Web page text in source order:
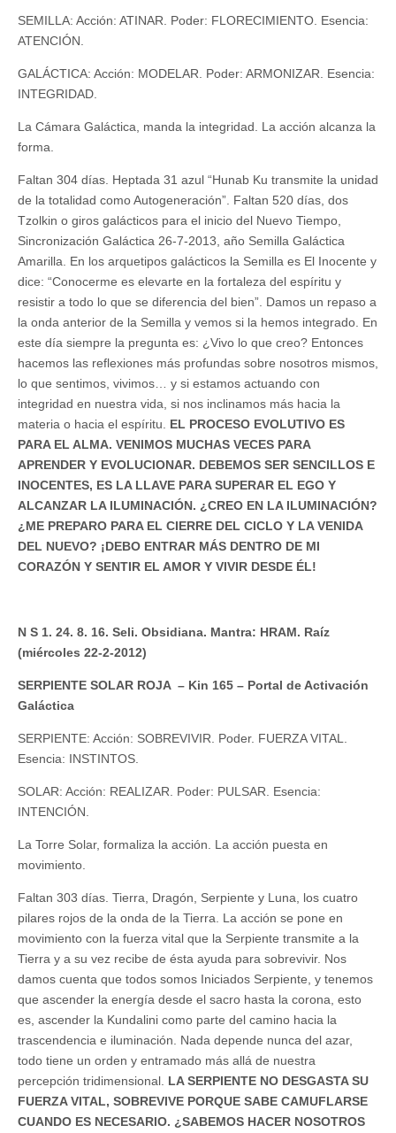
SEMILLA: Acción: ATINAR. Poder: FLORECIMIENTO. Esencia:
ATENCIÓN.
GALÁCTICA: Acción: MODELAR. Poder: ARMONIZAR. Esencia:
INTEGRIDAD.
La Cámara Galáctica, manda la integridad. La acción alcanza la
forma.
Faltan 304 días. Heptada 31 azul “Hunab Ku transmite la unidad
de la totalidad como Autogeneración”. Faltan 520 días, dos
Tzolkin o giros galácticos para el inicio del Nuevo Tiempo,
Sincronización Galáctica 26-7-2013, año Semilla Galáctica
Amarilla. En los arquetipos galácticos la Semilla es El Inocente y
dice: “Conocerme es elevarte en la fortaleza del espíritu y
resistir a todo lo que se diferencia del bien”. Damos un repaso a
la onda anterior de la Semilla y vemos si la hemos integrado. En
este día siempre la pregunta es: ¿Vivo lo que creo? Entonces
hacemos las reflexiones más profundas sobre nosotros mismos,
lo que sentimos, vivimos… y si estamos actuando con
integridad en nuestra vida, si nos inclinamos más hacia la
materia o hacia el espíritu. EL PROCESO EVOLUTIVO ES
PARA EL ALMA. VENIMOS MUCHAS VECES PARA
APRENDER Y EVOLUCIONAR. DEBEMOS SER SENCILLOS E
INOCENTES, ES LA LLAVE PARA SUPERAR EL EGO Y
ALCANZAR LA ILUMINACIÓN. ¿CREO EN LA ILUMINACIÓN?
¿ME PREPARO PARA EL CIERRE DEL CICLO Y LA VENIDA
DEL NUEVO? ¡DEBO ENTRAR MÁS DENTRO DE MI
CORAZÓN Y SENTIR EL AMOR Y VIVIR DESDE ÉL!
N S 1. 24. 8. 16. Seli. Obsidiana. Mantra: HRAM. Raíz
(miércoles 22-2-2012)
SERPIENTE SOLAR ROJA – Kin 165 – Portal de Activación
Galáctica
SERPIENTE: Acción: SOBREVIVIR. Poder. FUERZA VITAL.
Esencia: INSTINTOS.
SOLAR: Acción: REALIZAR. Poder: PULSAR. Esencia:
INTENCIÓN.
La Torre Solar, formaliza la acción. La acción puesta en
movimiento.
Faltan 303 días. Tierra, Dragón, Serpiente y Luna, los cuatro
pilares rojos de la onda de la Tierra. La acción se pone en
movimiento con la fuerza vital que la Serpiente transmite a la
Tierra y a su vez recibe de ésta ayuda para sobrevivir. Nos
damos cuenta que todos somos Iniciados Serpiente, y tenemos
que ascender la energía desde el sacro hasta la corona, esto
es, ascender la Kundalini como parte del camino hacia la
trascendencia e iluminación. Nada depende nunca del azar,
todo tiene un orden y entramado más allá de nuestra
percepción tridimensional. LA SERPIENTE NO DESGASTA SU
FUERZA VITAL, SOBREVIVE PORQUE SABE CAMUFLARSE
CUANDO ES NECESARIO. ¿SABEMOS HACER NOSOTROS